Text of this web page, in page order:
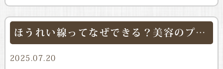
ほうれい線ってなぜできる？美容のプロが教える原因とケア
2025.07.20